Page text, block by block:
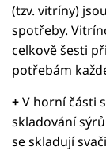
(tzv. vitríny)
spotřeby.
celkově šesti
potřebám
+V horní části
skladování
se skladují